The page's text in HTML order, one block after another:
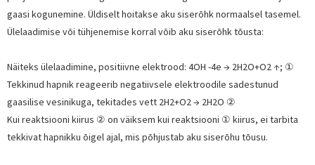
gaasi kogunemine. Üldiselt hoitakse aku siserõhk normaalsel tasemel.
Ülelaadimise või tühjenemise korral võib aku siserõhk tõusta:
Näiteks ülelaadimine, positiivne elektrood: 4OH -4e → 2H2O+O2 ↑; ①
Tekkinud hapnik reageerib negatiivsele elektroodile sadestunud
gaasilise vesinikuga, tekitades vett 2H2+O2 → 2H2O ②
Kui reaktsiooni kiirus ② on väiksem kui reaktsiooni ① kiirus, ei tarbita
tekkivat hapnikku õigel ajal, mis põhjustab aku siserõhu tõusu.